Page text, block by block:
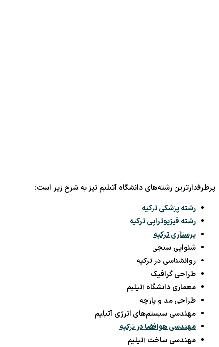
پرطرفدارترین رشته‌های دانشگاه آتیلیم نیز به شرح زیر است:
رشته پزشکی ترکیه
رشته فیزیوتراپی ترکیه
پرستاری ترکیه
شنوایی سنجی
روانشناسی در ترکیه
طراحی گرافیک
معماری دانشگاه آتیلیم
طراحی مد و پارچه
مهندسی سیستم‌های انرژی آتیلیم
مهندسی هوافضا در ترکیه
مهندسی ساخت آتیلیم